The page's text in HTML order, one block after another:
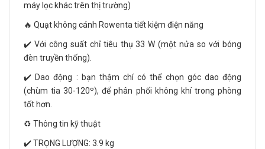
máy lọc khác trên thị trường)
🔥 Quạt không cánh Rowenta tiết kiệm điện năng
✔️ Với công suất chỉ tiêu thụ 33 W (một nửa so với bóng
đèn truyền thống).
✔️ Dao động : bạn thậm chí có thể chọn góc dao động
(chùm tia 30-120º), để phân phối không khí trong phòng
tốt hơn.
♻️ Thông tin kỹ thuật
✔️ TRỌNG LƯỢNG: 3.9 kg